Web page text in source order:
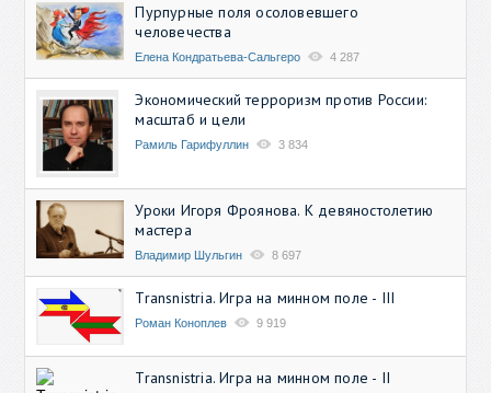
Пурпурные поля осоловевшего
человечества
Елена Кондратьева-Сальгеро 4 287
Экономический терроризм против России:
масштаб и цели
Рамиль Гарифуллин 3 834
Уроки Игоря Фроянова. К девяностолетию
мастера
Владимир Шульгин 8 697
Transnistria. Игра на минном поле - III
Роман Коноплев 9 919
Transnistria. Игра на минном поле - II